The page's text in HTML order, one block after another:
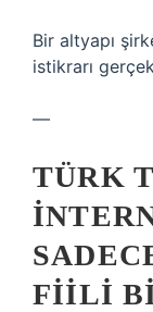
Bir altyapı
istikrarı
—
TÜRK
FIILI